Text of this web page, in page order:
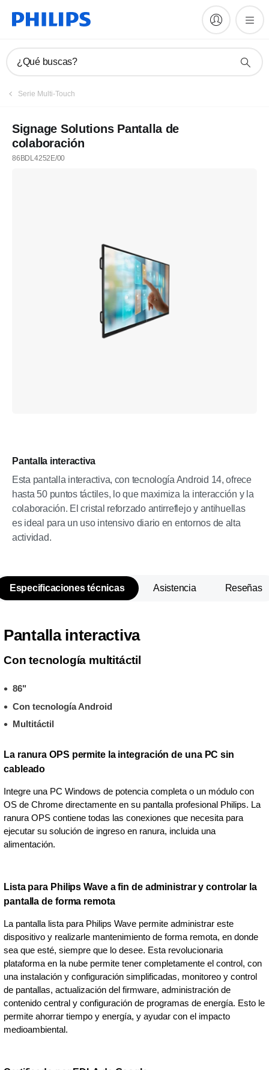
¿Qué buscas?
Serie Multi-Touch
Signage Solutions Pantalla de
colaboración
86BDL4252E/00
Pantalla interactiva
Esta pantalla interactiva, con tecnología Android 14, ofrece
hasta 50 puntos táctiles, lo que maximiza la interacción y la
colaboración. El cristal reforzado antirreflejo y antihuellas
es ideal para un uso intensivo diario en entornos de alta
actividad.
Especificaciones técnicas Asistencia Reseñas
Pantalla interactiva
Con tecnología multitáctil
86"
Con tecnología Android
Multitáctil
La ranura OPS permite la integración de una PC sin
cableado
Integre una PC Windows de potencia completa o un módulo con
OS de Chrome directamente en su pantalla profesional Philips. La
ranura OPS contiene todas las conexiones que necesita para
ejecutar su solución de ingreso en ranura, incluida una
alimentación.
Lista para Philips Wave a fin de administrar y controlar la
pantalla de forma remota
La pantalla lista para Philips Wave permite administrar este
dispositivo y realizarle mantenimiento de forma remota, en donde
sea que esté, siempre que lo desee. Esta revolucionaria
plataforma en la nube permite tener completamente el control, con
una instalación y configuración simplificadas, monitoreo y control
de pantallas, actualización del firmware, administración de
contenido central y configuración de programas de energía. Esto le
permite ahorrar tiempo y energía, y ayudar con el impacto
medioambiental.